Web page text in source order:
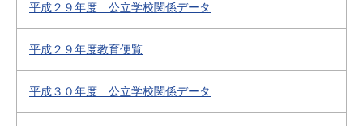
平成２９年度 公立学校関係データ
平成２９年度教育便覧
平成３０年度 公立学校関係データ